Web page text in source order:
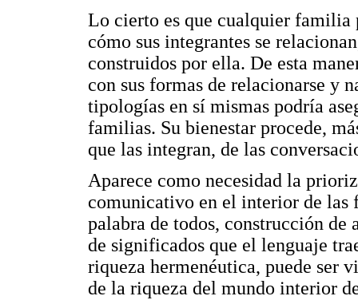
Lo cierto es que cualquier familia
cómo sus integrantes se
construidos por ella. De esta
con sus formas de relacionarse y
tipologías en sí mismas podría
familias. Su bienestar procede,
que las integran, de las
Aparece como necesidad la
comunicativo en el interior de las
palabra de todos, construcción
de significados que el lenguaje
riqueza hermenéutica, puede ser
de la riqueza del mundo interior